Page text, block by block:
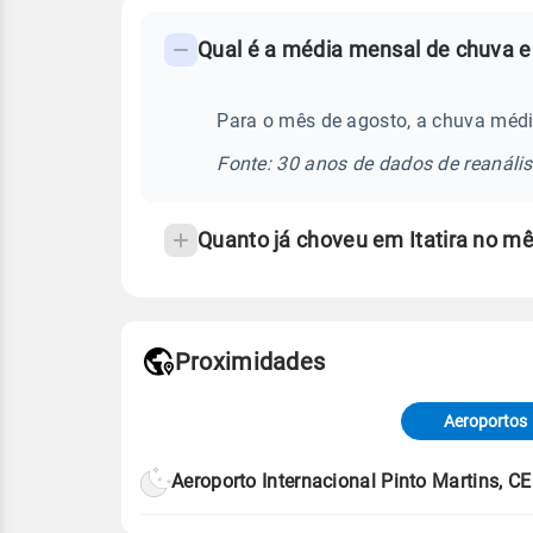
frequentes
temperatura
Qual é a média mensal de chuva
Para o mês de agosto, a chuva
Fonte: 30 anos de dados de
Quanto já choveu em Itatira no
de Tempo e Estudos Climáticos
Proximidades
Aeroportos
Aeroporto Internacional Pinto Martins, CE